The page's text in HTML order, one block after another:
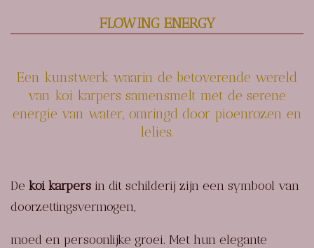
FLOWING ENERGY
Een kunstwerk waarin de betoverende wereld
van koi karpers samensmelt met de serene
energie van water, omringd door pioenrozen en
lelies.
De koi karpers in dit schilderij zijn een symbool van
doorzettingsvermogen,
moed en persoonlijke groei. Met hun elegante